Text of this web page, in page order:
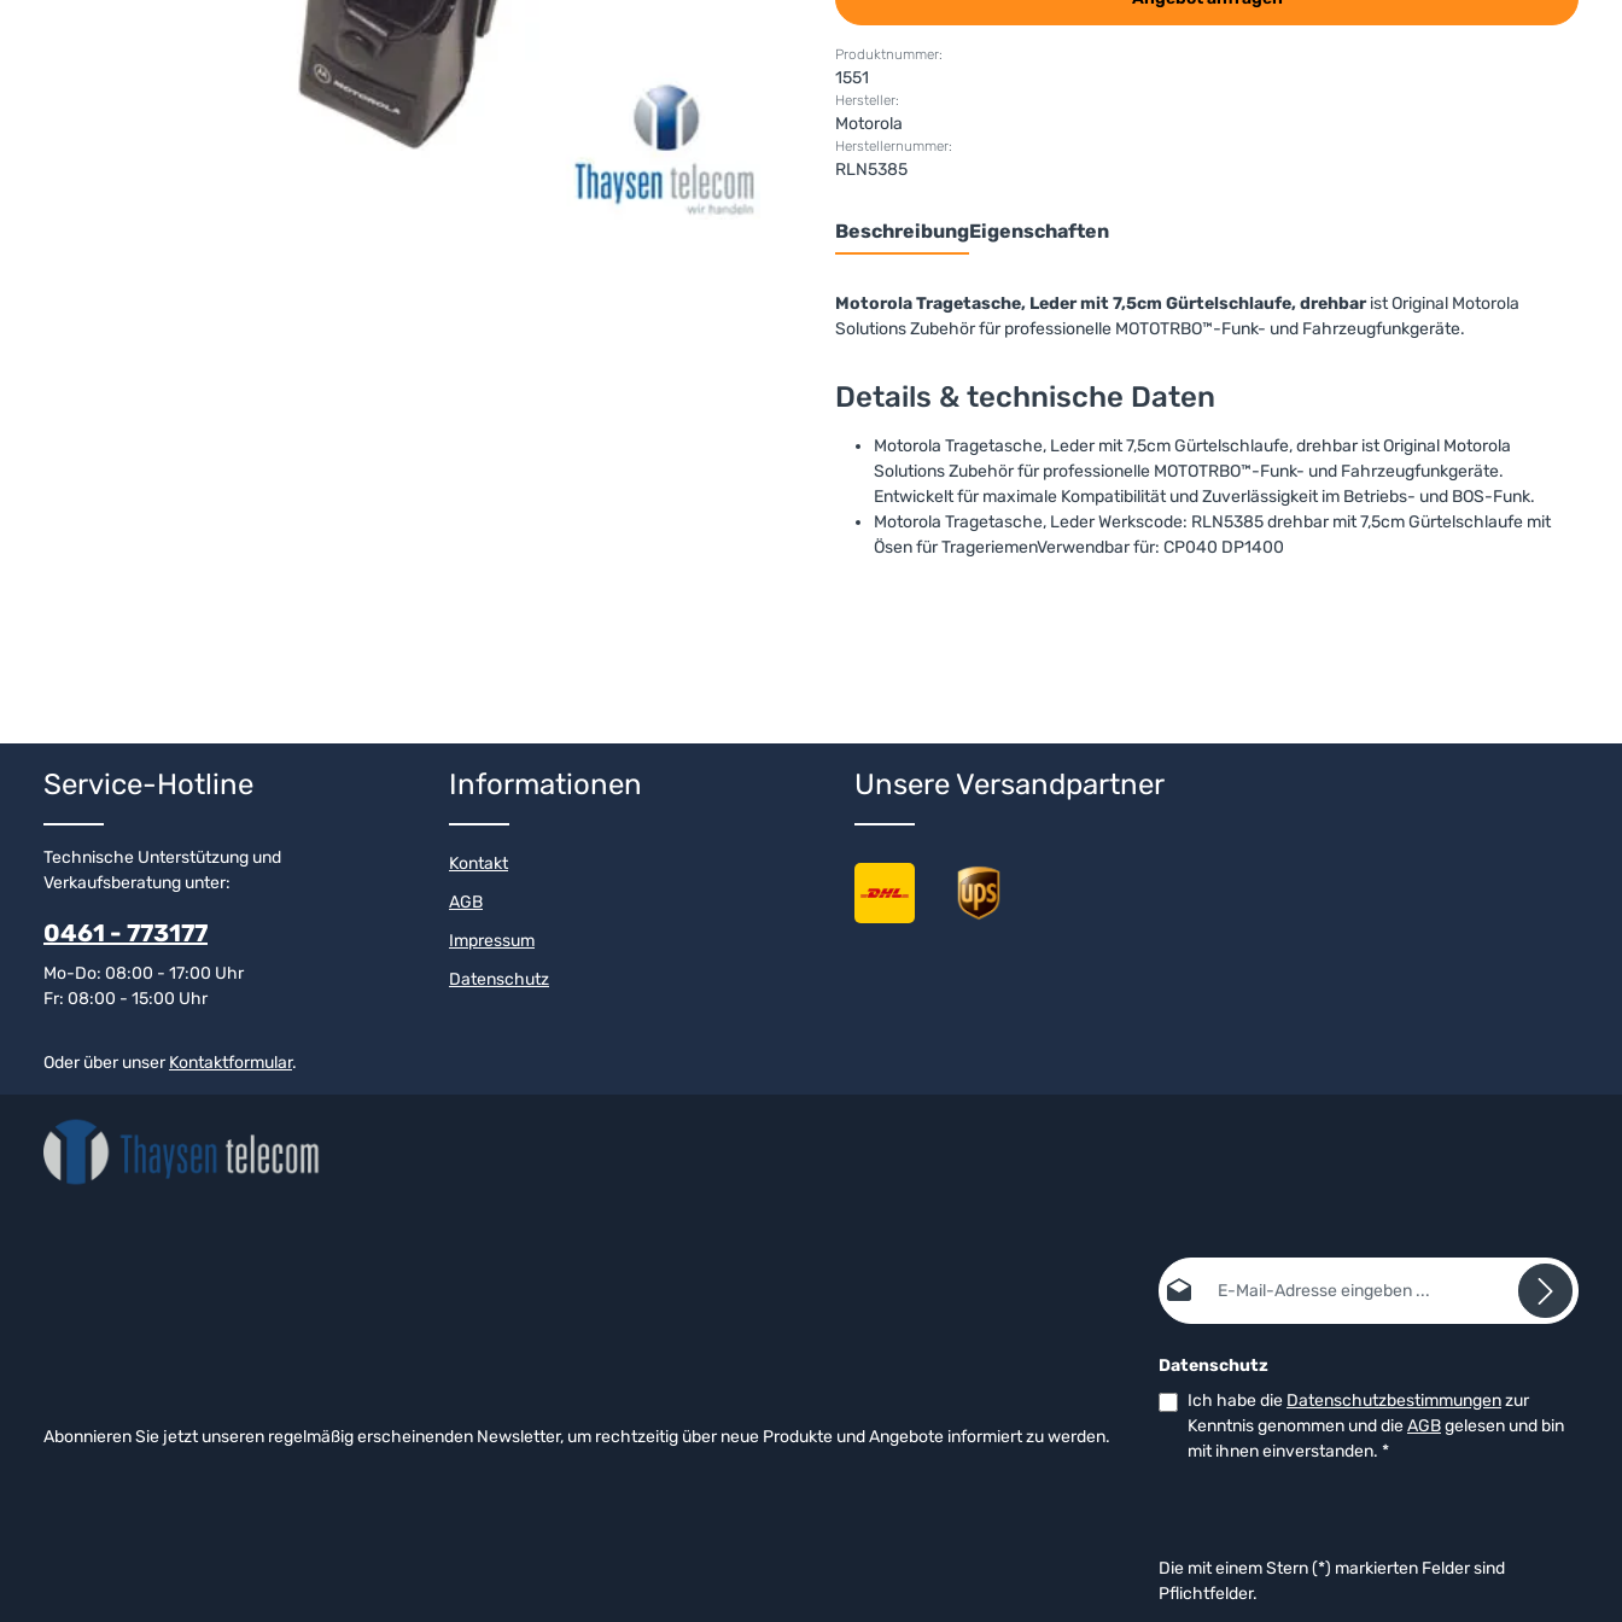
Produktnummer:
1551
Hersteller:
Motorola
Herstellernummer:
RLN5385
BeschreibungEigenschaften
Motorola Tragetasche, Leder mit 7,5cm Gürtelschlaufe, drehbarist Original Motorola
Solutions Zubehör für professionelle MOTOTRBO™-Funk- und Fahrzeugfunkgeräte.
Details & technische Daten
Motorola Tragetasche, Leder mit 7,5cm Gürtelschlaufe, drehbar ist Original Motorola
Solutions Zubehör für professionelle MOTOTRBO™-Funk- und Fahrzeugfunkgeräte.
Entwickelt für maximale Kompatibilität und Zuverlässigkeit im Betriebs- und BOS-Funk.
Motorola Tragetasche, Leder Werkscode: RLN5385 drehbar mit 7,5cm Gürtelschlaufe mit
Ösen für TrageriemenVerwendbar für: CP040 DP1400
Service-Hotline
Technische Unterstützung und
Verkaufsberatung unter:
0461 - 773177
Mo-Do: 08:00 - 17:00 Uhr
Fr: 08:00 - 15:00 Uhr
Oder über unserKontaktformular.
Informationen
Kontakt
AGB
Impressum
Datenschutz
Unsere Versandpartner
Abonnieren Sie jetzt unseren regelmäßig erscheinenden Newsletter, um rechtzeitig über neue Produkte und Angebote informiert zu werden.
E-Mail-Adresse*
Datenschutz
Ich habe die Datenschutzbestimmungenzur
Kenntnis genommen und dieAGBgelesen und bin
mit ihnen einverstanden. *
Die mit einem Stern (*) markierten Felder sind
Pflichtfelder.